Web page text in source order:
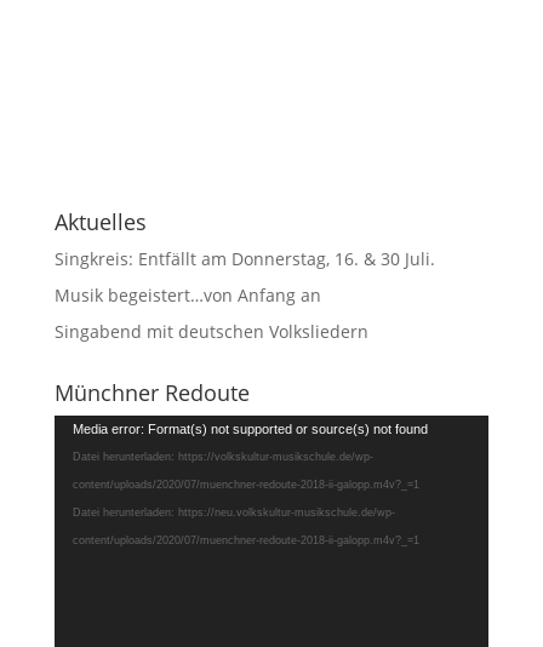
Aktuelles
Singkreis: Entfällt am Donnerstag, 16. & 30 Juli.
Musik begeistert…von Anfang an
Singabend mit deutschen Volksliedern
Münchner Redoute
Video-
Player
Media error: Format(s) not supported or source(s) not found
Datei herunterladen: https://volkskultur-musikschule.de/wp-
content/uploads/2020/07/muenchner-redoute-2018-ii-galopp.m4v?_=1
Datei herunterladen: https://neu.volkskultur-musikschule.de/wp-
content/uploads/2020/07/muenchner-redoute-2018-ii-galopp.m4v?_=1